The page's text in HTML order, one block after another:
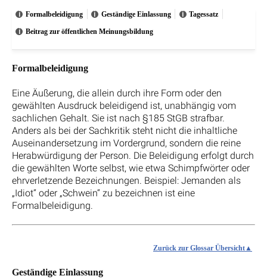
Formalbeleidigung Geständige Einlassung Tagessatz
Beitrag zur öffentlichen Meinungsbildung
Formalbeleidigung
Eine Äußerung, die allein durch ihre Form oder den
gewählten Ausdruck beleidigend ist, unabhängig vom
sachlichen Gehalt. Sie ist nach §185 StGB strafbar.
Anders als bei der Sachkritik steht nicht die inhaltliche
Auseinandersetzung im Vordergrund, sondern die reine
Herabwürdigung der Person. Die Beleidigung erfolgt durch
die gewählten Worte selbst, wie etwa Schimpfwörter oder
ehrverletzende Bezeichnungen. Beispiel: Jemanden als
„Idiot“ oder „Schwein“ zu bezeichnen ist eine
Formalbeleidigung.
Zurück zur Glossar Übersicht
Geständige Einlassung